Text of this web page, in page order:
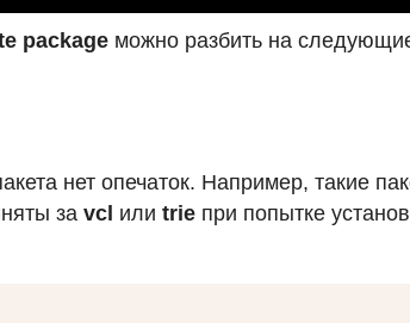
package можно разбить на
нет опечаток. Например, такие
за vcl или trie при попытке